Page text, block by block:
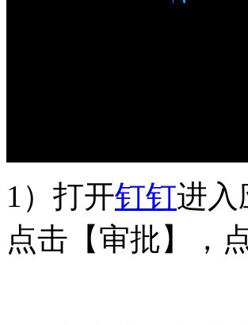
1）打开钉钉进入
点击【审批】，